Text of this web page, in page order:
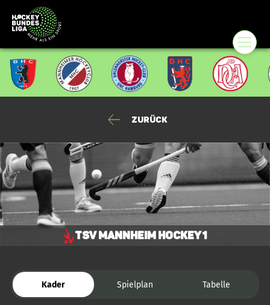
Zurück
TSV Mannheim Hockey 1
Kader Spielplan Tabelle